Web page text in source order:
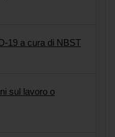
19 a cura di NBST
sul lavoro o